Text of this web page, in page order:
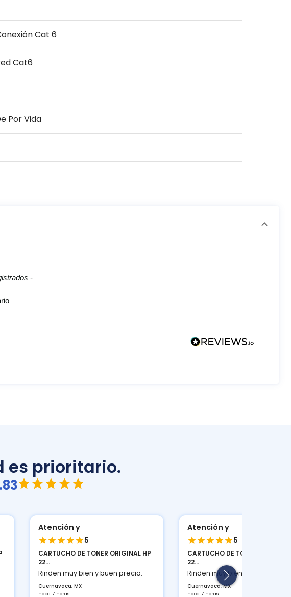
Cat 6
Cat6
Por Vida
-
es prioritario.
HP
precio.
Atención y
CARTUCHO DE TONER ORIGINAL HP
Rinden muy bien y buen precio.
Cuernavaca, MX
Atención y
CARTUCHO DE
Rinden muy bien y
Cuernavaca, MX